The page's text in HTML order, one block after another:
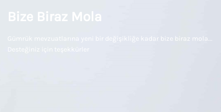
Bize Biraz Mola
Gümrük mevzuatlarına yeni bir değişikliğe kadar bize biraz mola...
Desteğiniz için teşekkürler